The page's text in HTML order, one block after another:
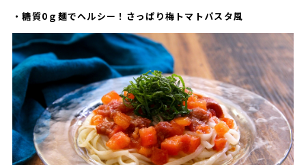
・糖質0ｇ麺でヘルシー！さっぱり梅トマトパスタ風